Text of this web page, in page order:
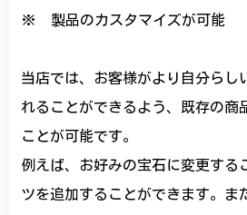
※ 製品のカスタマイズが可能
当店では、お客様がより自分らし
れることができるよう、既存の商
ことが可能です。
例えば、お好みの宝石に変更する
ツを追加することができます。ま